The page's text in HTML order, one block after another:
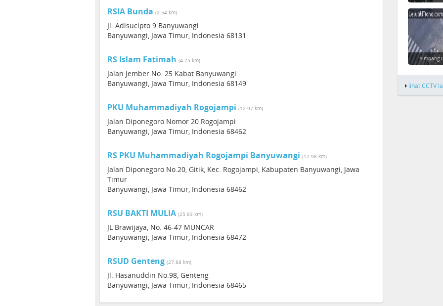
RSIA Bunda (2.54 km)
Jl. Adisucipto 9 Banyuwangi
Banyuwangi, Jawa Timur, Indonesia 68131
RS Islam Fatimah (4.75 km)
Jalan Jember No. 25 Kabat Banyuwangi
Banyuwangi, Jawa Timur, Indonesia 68149
PKU Muhammadiyah Rogojampi (12.97 km)
Jalan Diponegoro Nomor 20 Rogojampi
Banyuwangi, Jawa Timur, Indonesia 68462
RS PKU Muhammadiyah Rogojampi Banyuwangi (12.98 km)
Jalan Diponegoro No.20, Gitik, Kec. Rogojampi, Kabupaten Banyuwangi, Jawa
Timur
Banyuwangi, Jawa Timur, Indonesia 68462
RSU BAKTI MULIA (25.83 km)
JL Brawijaya, No. 46-47 MUNCAR
Banyuwangi, Jawa Timur, Indonesia 68472
RSUD Genteng (27.88 km)
Jl. Hasanuddin No.98, Genteng
Banyuwangi, Jawa Timur, Indonesia 68465
Simpang
lihat CCTV